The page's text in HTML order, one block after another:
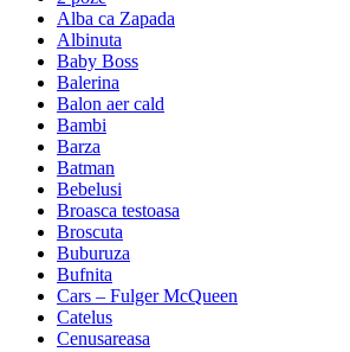
Alba ca Zapada
Albinuta
Baby Boss
Balerina
Balon aer cald
Bambi
Barza
Batman
Bebelusi
Broasca testoasa
Broscuta
Buburuza
Bufnita
Cars – Fulger McQueen
Catelus
Cenusareasa